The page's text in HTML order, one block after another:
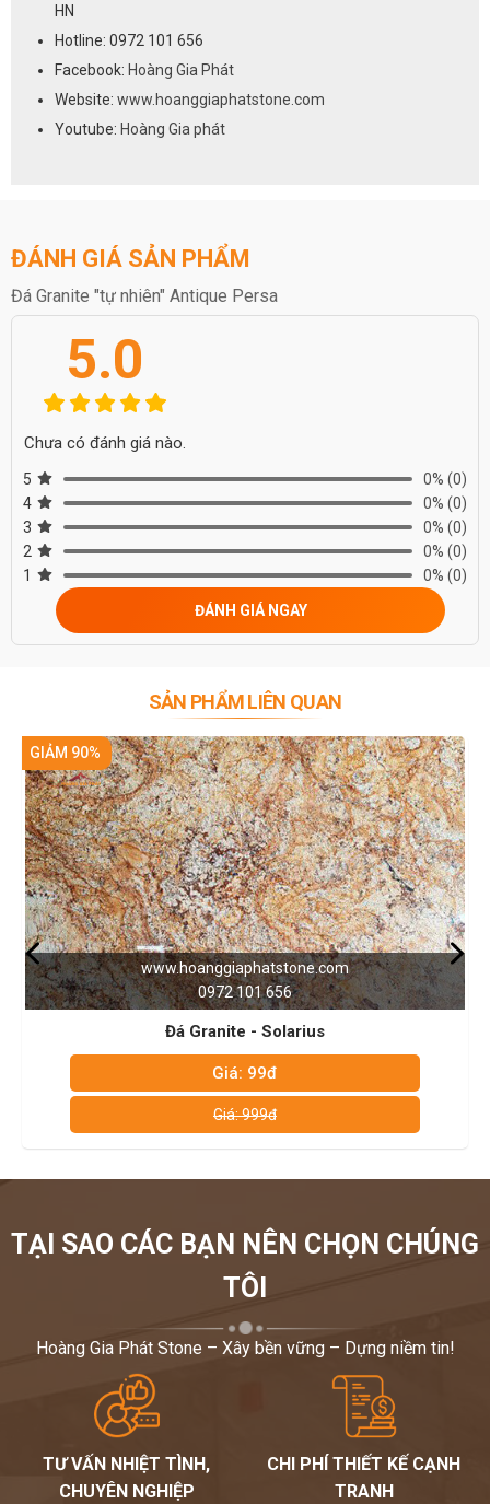
Polished, honed, leather/ stain, river - washed/ antique, thermal/
flamed, brushed and sandblast finish
Kích thước nguyên tấm: 1700 x 3100mm.
5. Ứng dụng
trọng như thành quách, lâu đài, cung điện,… của các vua chúa, quý
tộc, công trình tôn giáo. Những hạng mục được sử dụng đá Antique
Persa nhiều như ốp lát cầu thang, đá ốp lát mặt tiền, đá ốp bàn bếp,
đá lát sàn,…
HN
Hotline: 0972 101 656
Facebook: Hoàng Gia Phát
Website: www.hoanggiaphatstone.com
Youtube: Hoàng Gia phát
ĐÁNH GIÁ SẢN PHẨM
Đá Granite "tự nhiên" Antique Persa
5.0
Chưa có đánh giá nào.
5 0% (0)
4
0% (0)
3
0% (0)
2
0% (0)
1
0% (0)
ĐÁNH GIÁ NGAY
SẢN PHẨM LIÊN QUAN
www.hoanggiaphatstone.com
0972 101 656
GIẢM 90%
Đá Granite - Netuno
TẠI SAO CÁC BẠN NÊN CHỌN CHÚNG
TÔI
Hoàng Gia Phát Stone – Xây bền vững – Dựng niềm tin!
TƯ VẤN NHIỆT TÌNH,
CHUYÊN NGHIỆP
CHI PHÍ THIẾT KẾ CẠNH
TRANH